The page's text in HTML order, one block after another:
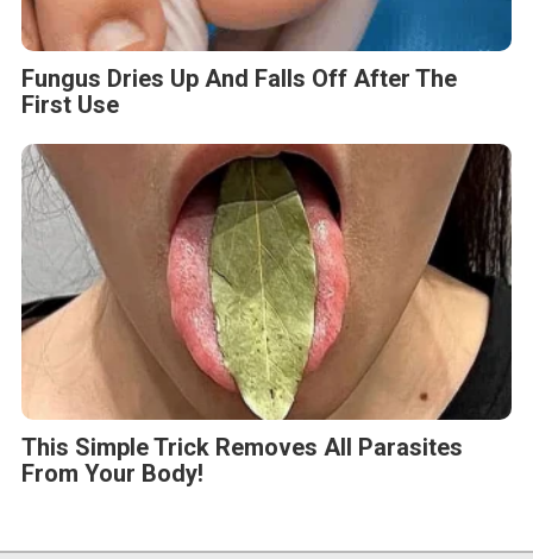
Fungus Dries Up And Falls Off After The
First Use
This Simple Trick Removes All Parasites
From Your Body!